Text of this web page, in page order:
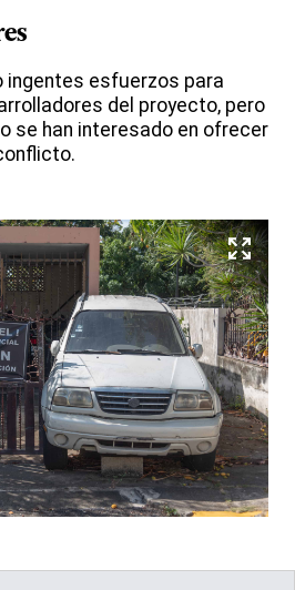
ingentes esfuerzos para
del proyecto, pero
se han interesado en ofrecer